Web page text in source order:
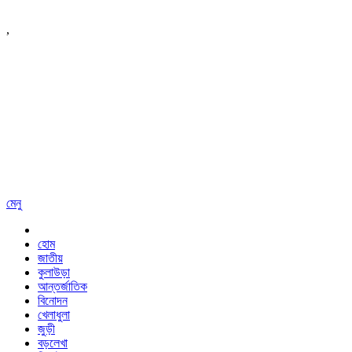
,
মেনু
হোম
জাতীয়
কুলাউড়া
আন্তর্জাতিক
বিনোদন
খেলাধুলা
জুড়ী
বড়লেখা